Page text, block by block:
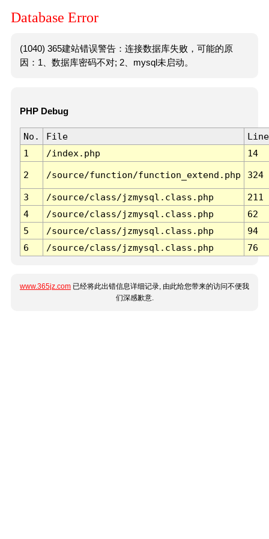
Database Error
(1040) 365建站错误警告：连接数据库失败，可能的原
因：1、数据库密码不对; 2、mysql未启动。
PHP Debug
No. File
Line
1
/index.php 14
2 /source/function/function_extend.php 324
3 /source/class/jzmysql.class.php
211
4
/source/class/jzmysql.class.php
62
5
/source/class/jzmysql.class.php
94
6
/source/class/jzmysql.class.php 76
www.365jz.com 已经将此出错信息详细记录, 由此给您带来的访问不便我
们深感歉意.